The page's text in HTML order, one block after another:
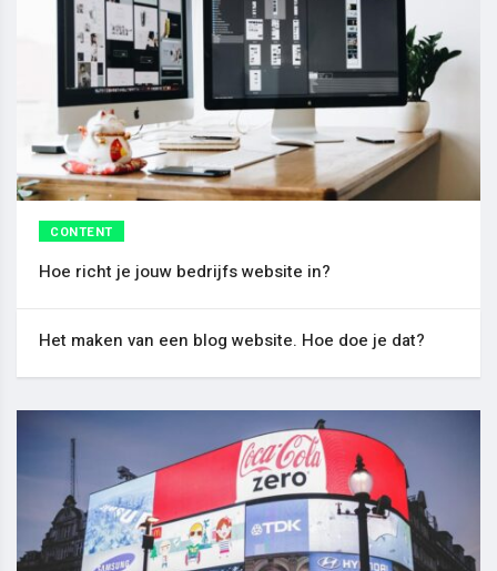
CONTENT
Hoe richt je jouw bedrijfs website in?
Het maken van een blog website. Hoe doe je dat?